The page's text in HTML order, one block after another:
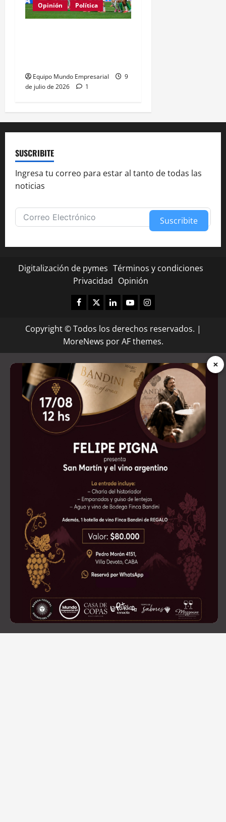
Opinión
Política
Equipo Mundo Empresarial
9
de julio de 2026
1
SUSCRIBITE
Ingresa tu correo para estar al tanto de todas las
noticias
Suscribite
Digitalización de pymes Términos y condiciones
Privacidad Opinión
Facebook
TwitterLinkedinYoutubeInstagram
Copyright © Todos los derechos reservados. |
MoreNews por AF themes.
×